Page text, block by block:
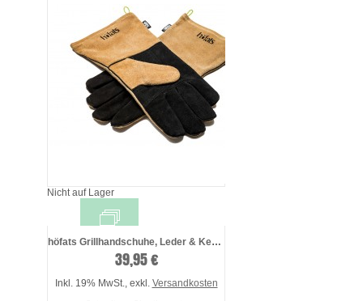
Nicht auf Lager
höfats Grillhandschuhe, Leder & Kev ...
39,95 €
Inkl. 19% MwSt., exkl. Versandkosten